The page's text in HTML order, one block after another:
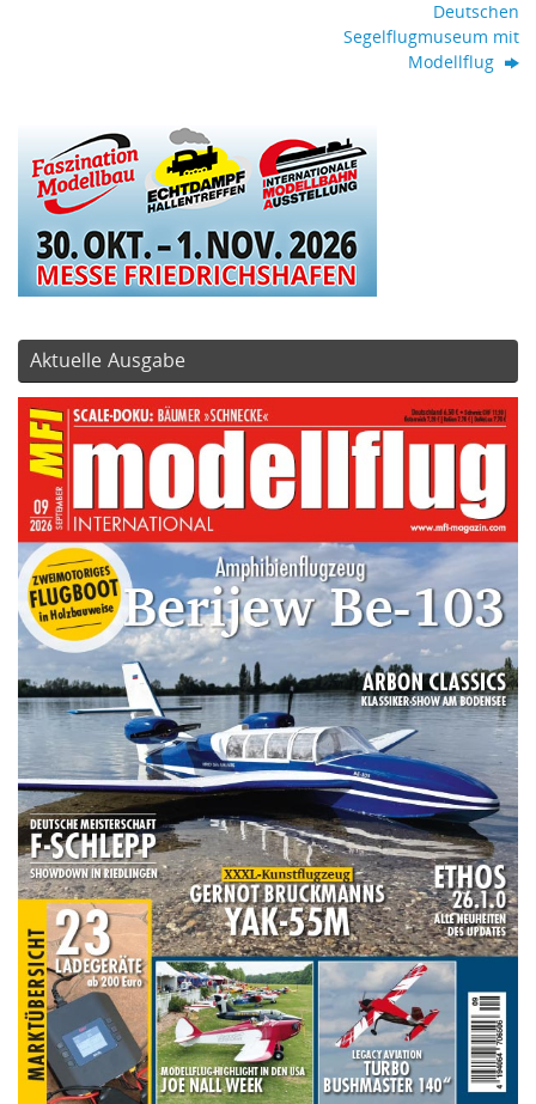
Deutschen
Segelflugmuseum mit
Modellflug
Aktuelle Ausgabe